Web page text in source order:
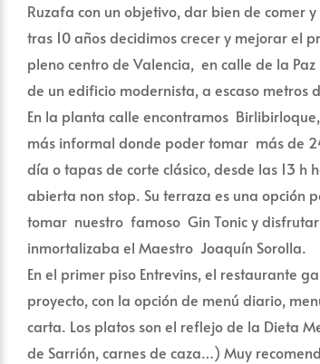
Ruzafa con un objetivo, dar bien de comer
tras 10 años decidimos crecer y mejorar el
pleno centro de Valencia, en calle de la
de un edificio modernista, a escaso metros
En la planta calle encontramos
más informal donde poder tomar más de
día o tapas de corte clásico, desde las 13 h
abierta non stop. Su terraza es una opción
tomar nuestro famoso Gin Tonic y
inmortalizaba el Maestro Joaquín Sorolla.
En el primer piso Entrevins, el restaurante
proyecto, con la opción de menú diario,
carta. Los platos son el reflejo de la Dieta
de Sarrión, carnes de caza…) Muy